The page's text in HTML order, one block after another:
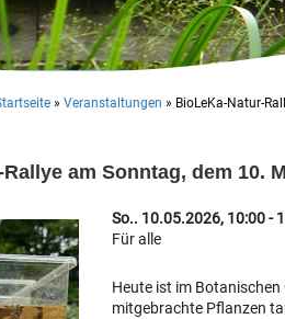
» Veranstaltungen » BioLeKa-Natur-
am Sonntag, dem 10.
So.. 10.05.2026, 10:00 -
Für alle
Heute ist im
mitgebrachte Pflanzen